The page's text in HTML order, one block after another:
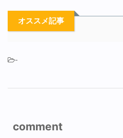
オススメ記事
-
comment